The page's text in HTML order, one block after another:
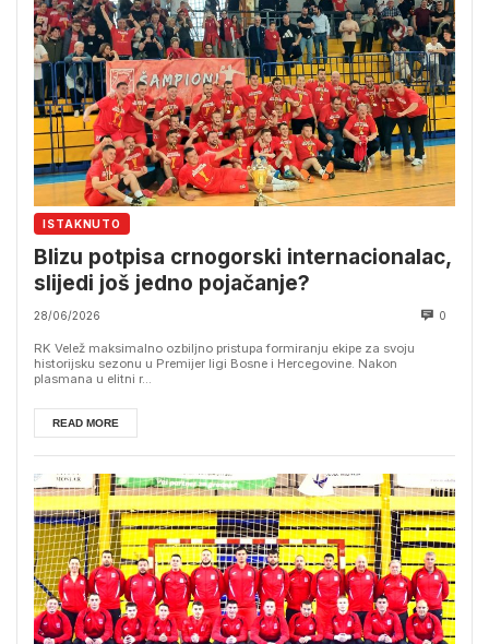
ISTAKNUTO
Blizu potpisa crnogorski internacionalac,
slijedi još jedno pojačanje?
28/06/2026 0
RK Velež maksimalno ozbiljno pristupa formiranju ekipe za svoju
historijsku sezonu u Premijer ligi Bosne i Hercegovine. Nakon
plasmana u elitni r...
READ MORE